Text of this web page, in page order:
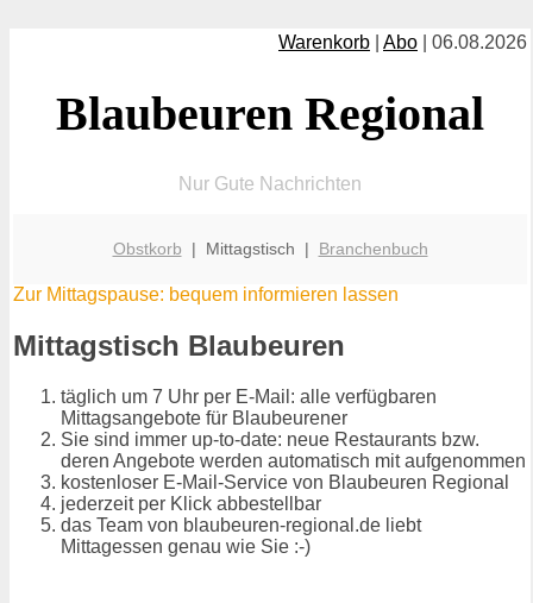
Warenkorb Abo | 06.08.2026
Blaubeuren Regional
Nur Gute Nachrichten
Obstkorb | Mittagstisch | Branchenbuch
Zur Mittagspause: bequem informieren lassen
Mittagstisch Blaubeuren
täglich um 7 Uhr per E-Mail: alle verfügbaren
Mittagsangebote für Blaubeurener
Sie sind immer up-to-date: neue Restaurants bzw.
deren Angebote werden automatisch mit aufgenommen
kostenloser E-Mail-Service von Blaubeuren Regional
jederzeit per Klick abbestellbar
das Team von blaubeuren-regional.de liebt
Mittagessen genau wie Sie :-)